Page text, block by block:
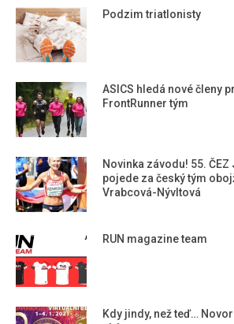
Podzim triatlonisty
ASICS hledá nové členy
FrontRunner tým
Novinka závodu! 55.
pojede za český tým
Vrabcová-Nývltová
RUN magazine team
Kdy jindy, než teď…